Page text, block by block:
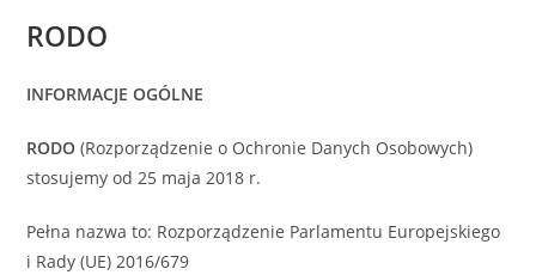
RODO
INFORMACJE OGÓLNE
RODO (Rozporządzenie o Ochronie Danych Osobowych)
stosujemy od 25 maja 2018 r.
Pełna nazwa to: Rozporządzenie Parlamentu Europejskiego
i Rady (UE) 2016/679